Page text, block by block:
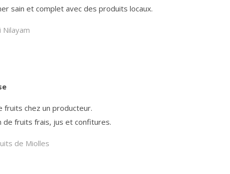
sain et complet avec des produits locaux.
Nilayam
fruits chez un producteur.
de fruits frais, jus et confitures.
de Miolles